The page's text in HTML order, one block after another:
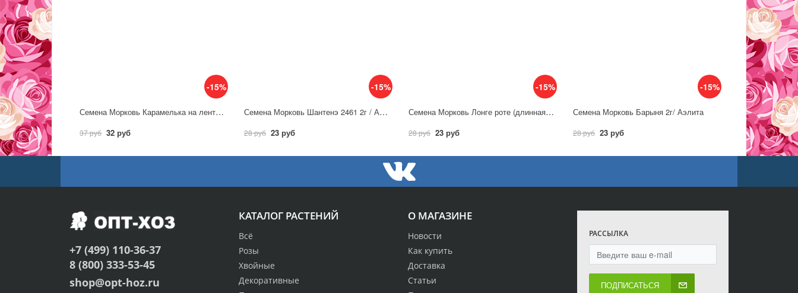
-15%
Семена Морковь Карамелька на ленте 8м / Аэлита
37 руб 32 руб
-15%
Семена Морковь Шантенэ 2461 2г / Аэлита
28 руб 23 руб
-15%
Семена Морковь Лонге роте (длинная тупая без сердц.)/ Аэлита
28 руб 23 руб
-15%
Семена Морковь Барыня 2г/ Аэлита
28 руб 23 руб
О МАГАЗИНЕ
Новости
Как купить
Доставка
Статьи
КАТАЛОГ РАСТЕНИЙ
Всё
Розы
Хвойные
Декоративные
РАССЫЛКА
ПОДПИСАТЬСЯ
+7 (499) 110-36-37
8 (800) 333-53-45
shop@opt-hoz.ru